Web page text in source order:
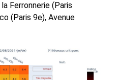
Ferronnerie (Paris
(Paris 9e), Avenue